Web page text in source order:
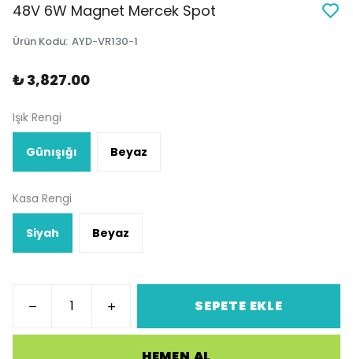
48V 6W Magnet Mercek Spot
Ürün Kodu: AYD-VR130-1
₺ 3,827.00
Işık Rengi
Günışığı Beyaz
Kasa Rengi
Siyah Beyaz
SEPETE EKLE